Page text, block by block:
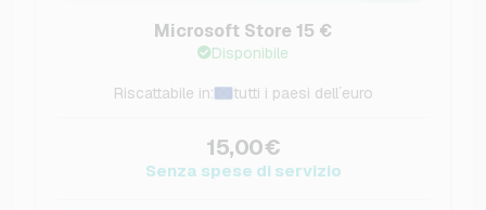
Microsoft Store 15 €
Disponibile
Riscattabile in: tutti i paesi dell´euro
15,00€
Senza spese di servizio